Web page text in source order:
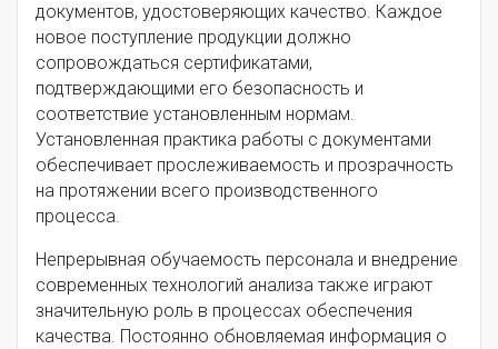
документов, удостоверяющих качество. Каждое
новое поступление продукции должно
сопровождаться сертификатами,
подтверждающими его безопасность и
соответствие установленным нормам.
Установленная практика работы с документами
обеспечивает прослеживаемость и прозрачность
на протяжении всего производственного
процесса.
Непрерывная обучаемость персонала и внедрение
современных технологий анализа также играют
значительную роль в процессах обеспечения
качества. Постоянно обновляемая информация о